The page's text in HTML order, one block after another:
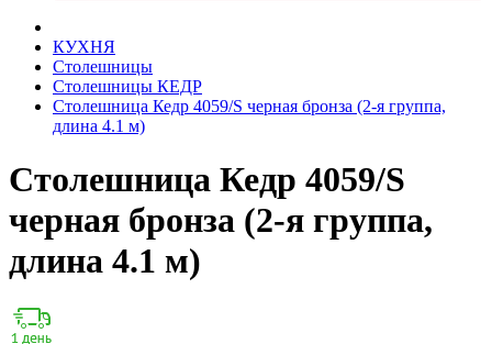
КУХНЯ
Столешницы
Столешницы КЕДР
Столешница Кедр 4059/S черная бронза (2-я группа,
длина 4.1 м)
Столешница Кедр 4059/S
черная бронза (2-я группа,
длина 4.1 м)